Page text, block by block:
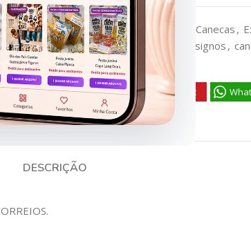
Categorias: ASSINANTES Canecas ,
Tags: arte caneca , caneca signos ,
signo
SIGNOS
Facebook Pinterest
DESCRIÇÃO